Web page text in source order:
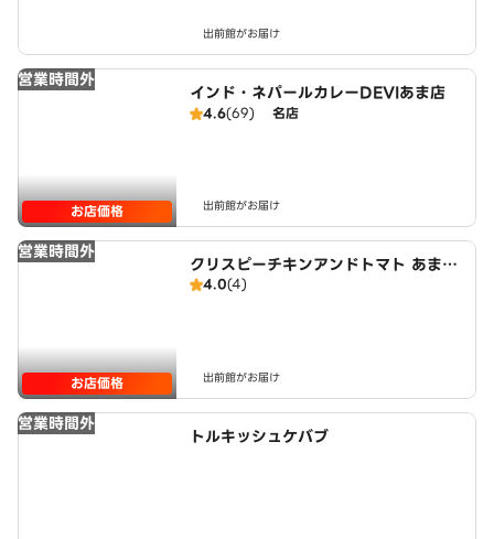
出前館がお届け
営業時間外
お店価格
インド・ネパールカレーDEVIあま店
4.6(69) 名店
出前館がお届け
営業時間外
お店価格
クリスピーチキンアンドトマト あま市
店 CRISPY CHICKEN n’ TOMATO
4.0(4)
出前館がお届け
営業時間外
トルキッシュケバブ